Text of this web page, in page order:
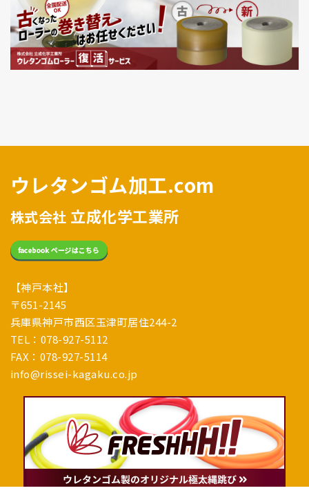
ウレタンゴム加工.com
株式会社 立成化学工業所
【神戸本社】
〒651-2145
兵庫県神戸市西区玉津町居住244-2
TEL：078-927-5112
FAX：078-927-5114
info@rissei-kagaku.co.jp